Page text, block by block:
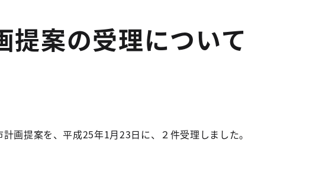
提案の受理について
画提案を、平成25年1月23日に、２件受理しました。